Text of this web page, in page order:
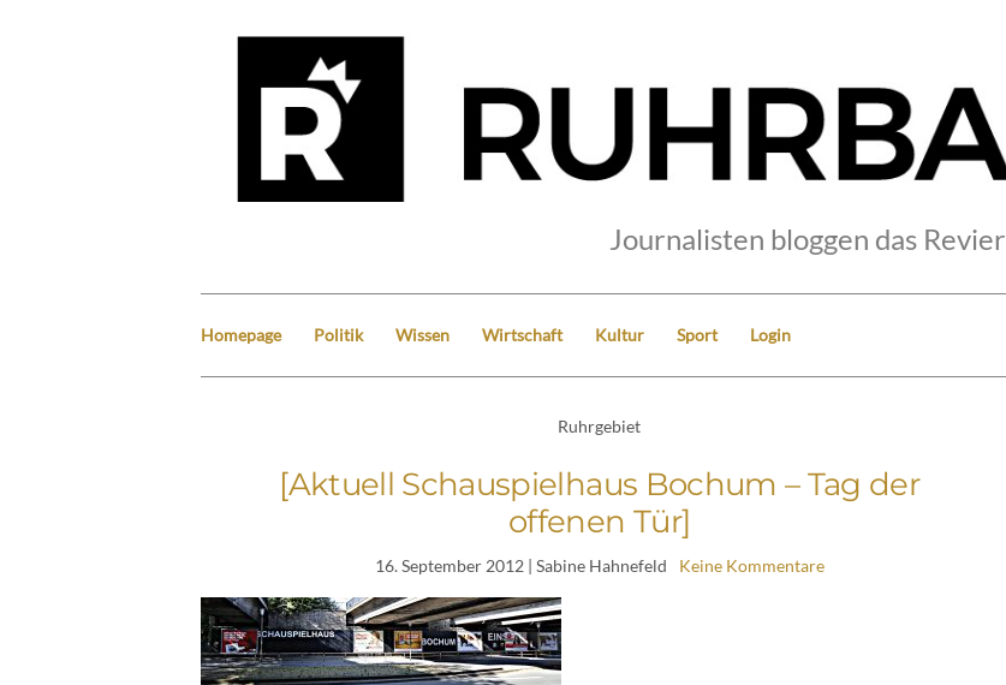
Journalisten bloggen das Revier
Homepage Politik Wissen Wirtschaft Kultur Sport Login
Ruhrgebiet
[Aktuell Schauspielhaus Bochum – Tag der
offenen Tür]
16. September 2012| Sabine Hahnefeld Keine Kommentare